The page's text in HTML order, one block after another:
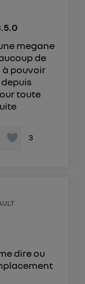
megane
de
pouvoir
toute
3
dire ou